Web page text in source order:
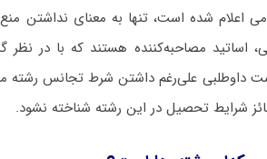
اعلام شده است، تنها به معنای نداشتن
اساتید مصاحبه‌کننده هستند که با در نظر
داوطلبی علی‌رغم داشتن شرط تجانس رشته
شرایط تحصیل در این رشته شناخته نشود.